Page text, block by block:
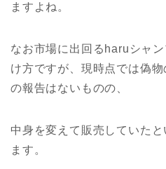
ますよね。
なお市場に出回るharuシャ
け方ですが、現時点では偽
の報告はないものの、
中身を変えて販売していた
ます。